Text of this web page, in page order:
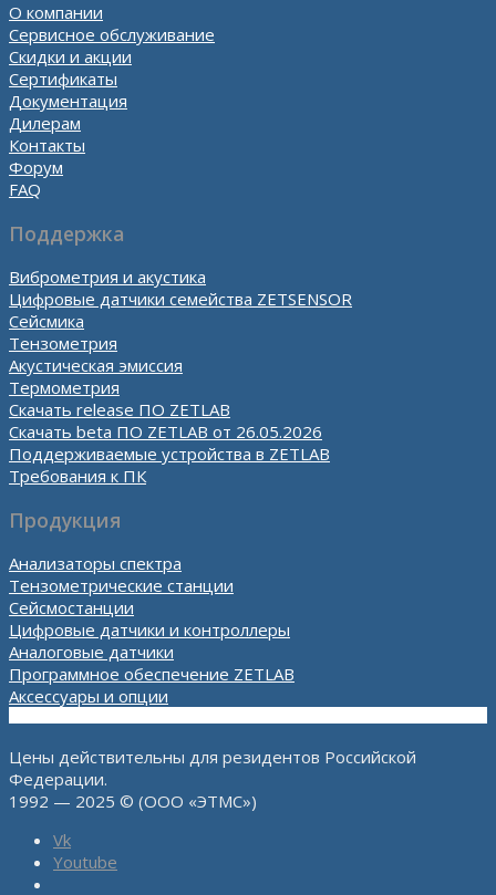
О компании
Сервисное обслуживание
Скидки и акции
Сертификаты
Документация
Дилерам
Контакты
Форум
FAQ
Поддержка
Виброметрия и акустика
Цифровые датчики семейства ZETSENSOR
Сейсмика
Тензометрия
Акустическая эмиссия
Термометрия
Скачать release ПО ZETLAB
Скачать beta ПО ZETLAB от 26.05.2026
Поддерживаемые устройства в ZETLAB
Требования к ПК
Продукция
Анализаторы спектра
Тензометрические станции
Сейсмостанции
Цифровые датчики и контроллеры
Аналоговые датчики
Программное обеспечение ZETLAB
Аксессуары и опции
Цены действительны для резидентов Российской
Федерации.
1992 — 2025 © (ООО «ЭТМС»)
Vk
Youtube